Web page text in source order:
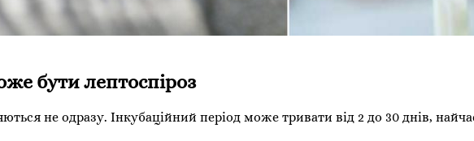
бути лептоспіроз
не одразу. Інкубаційний період може тривати від 2 до 30 днів,